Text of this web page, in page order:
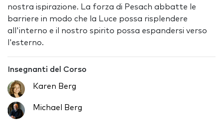
nostra ispirazione. La forza di Pesach abbatte le
barriere in modo che la Luce possa risplendere
all'interno e il nostro spirito possa espandersi verso
l'esterno.
Insegnanti del Corso
Karen Berg
Michael Berg